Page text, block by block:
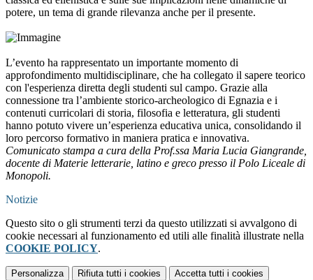
potere, un tema di grande rilevanza anche per il presente.
L’evento ha rappresentato un importante momento di
approfondimento multidisciplinare, che ha collegato il sapere teorico
con l'esperienza diretta degli studenti sul campo. Grazie alla
connessione tra l’ambiente storico-archeologico di Egnazia e i
contenuti curricolari di storia, filosofia e letteratura, gli studenti
hanno potuto vivere un’esperienza educativa unica, consolidando il
loro percorso formativo in maniera pratica e innovativa.
Comunicato stampa a cura della Prof.ssa Maria Lucia Giangrande,
docente di Materie letterarie, latino e greco presso il Polo Liceale di
Monopoli.
Notizie
Questo sito o gli strumenti terzi da questo utilizzati si avvalgono di
cookie necessari al funzionamento ed utili alle finalità illustrate nella
COOKIE POLICY.
Personalizza Rifiuta tutti i cookies Accetta tutti i cookies